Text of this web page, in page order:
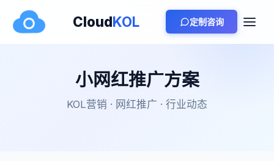
CloudKOL 定制咨询
小网红推广方案
KOL营销 · 网红推广 · 行业动态